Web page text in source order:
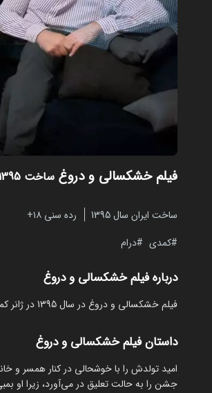
فیلم خشکسالی و دروغ ساخت 1395
ساخت ایران سال 1395
رده سنی ۱۸+
کمدی
درام
درباره فیلم خشکسالی و دروغ
فیلم خشکسالی و دروغ در سال 1395 در ژانر کمدی ساخته شده است. تماشای آنلاین و رایگان Drought and Lie از مایکت بدون نیاز به دانلود
داستان فیلم خشکسالی و دروغ
‏امید تولدش را با خوشحالی در کنار همسر و
جشن را به حالت تعلیق در می‌آورد، زیرا او